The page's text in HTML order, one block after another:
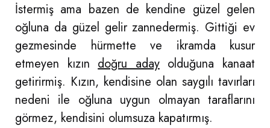
İstermiş ama bazen de kendine güzel gelen
oğluna da güzel gelir zannedermiş. Gittiği ev
gezmesinde hürmette ve ikramda kusur
etmeyen kızındoğru adayolduğuna kanaat
getirirmiş. Kızın, kendisine olan saygılı tavırları
nedeni ile oğluna uygun olmayan taraflarını
görmez, kendisini olumsuza kapatırmış.